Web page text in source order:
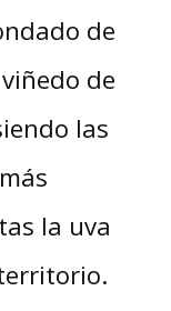
de
de
las
la uva